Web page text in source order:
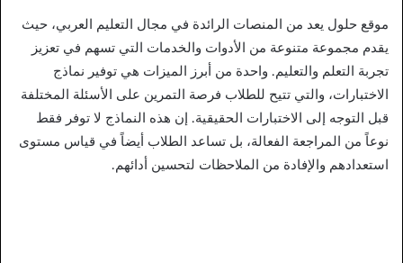
موقع حلول يعد من المنصات الرائدة في مجال التعليم العربي، حيث
يقدم مجموعة متنوعة من الأدوات والخدمات التي تسهم في تعزيز
تجربة التعلم والتعليم. واحدة من أبرز الميزات هي توفير نماذج
الاختبارات، والتي تتيح للطلاب فرصة التمرين على الأسئلة المختلفة
قبل التوجه إلى الاختبارات الحقيقية. إن هذه النماذج لا توفر فقط
نوعاً من المراجعة الفعالة، بل تساعد الطلاب أيضاً في قياس مستوى
استعدادهم والإفادة من الملاحظات لتحسين أدائهم.